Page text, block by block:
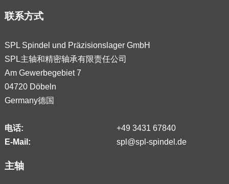
联系方式
SPL Spindel und Präzisionslager GmbH
SPL主轴和精密轴承有限责任公司
Am Gewerbegebiet 7
04720 Döbeln
Germany德国
电话:
+49 3431 67840
E-Mail:
spl@spl-spindel.de
主轴